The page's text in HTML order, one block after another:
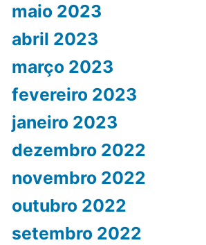
maio 2023
abril 2023
março 2023
fevereiro 2023
janeiro 2023
dezembro 2022
novembro 2022
outubro 2022
setembro 2022